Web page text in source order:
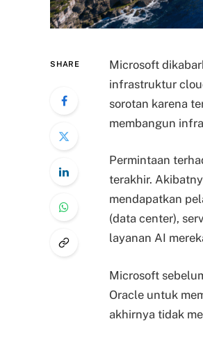
SHARE
Microsoft
infrastruktur
sorotan karena
membangun
Permintaan
terakhir.
mendapatkan
(data center),
layanan AI
Microsoft
Oracle untuk
akhirnya tidak